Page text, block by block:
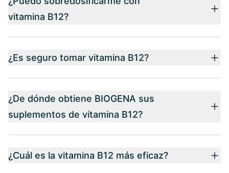
vitamina B12?
¿Es seguro tomar vitamina B12?
¿De dónde obtiene BIOGENA sus
suplementos de vitamina B12?
¿Cuál es la vitamina B12 más eficaz?